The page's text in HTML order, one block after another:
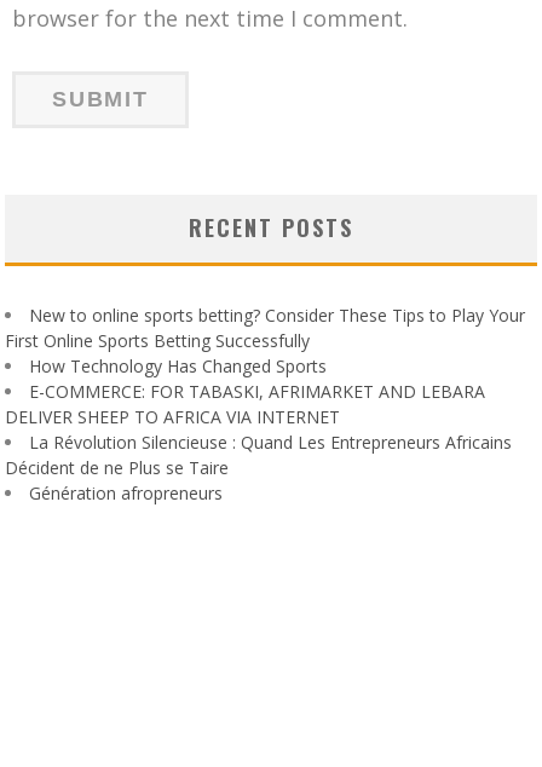
browser for the next time I comment.
RECENT POSTS
New to online sports betting? Consider These Tips to Play Your
First Online Sports Betting Successfully
How Technology Has Changed Sports
E-COMMERCE: FOR TABASKI, AFRIMARKET AND LEBARA
DELIVER SHEEP TO AFRICA VIA INTERNET
La Révolution Silencieuse : Quand Les Entrepreneurs Africains
Décident de ne Plus se Taire
Génération afropreneurs